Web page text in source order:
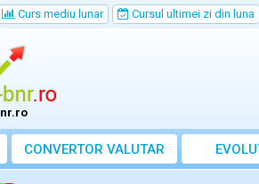
Curs mediu lunar Cursul ultimei zi din luna
CONVERTOR VALUTAR